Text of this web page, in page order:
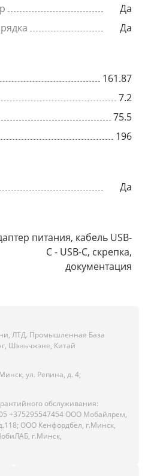
Да
Да
161.87
7.2
75.5
196
Да
питания, кабель USB-
C - USB-C, скрепка,
документация
ЛТД. Промышленная База
Шэньчжэне, Китай
ул. Репина, д. 4;
обслуживания:
+375295547454 ООО Мобайлрем,
ООО Кенфордбел, г.Минск,
г.Минск,